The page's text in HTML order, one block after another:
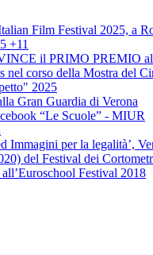
Film Festival 2025, a
+11
il PRIMO PREMIO
nel corso della Mostra del
2025
Gran Guardia di Verona
“Le Scuole” - MIUR
Immagini per la legalità’,
del Festival dei
Festival 2018